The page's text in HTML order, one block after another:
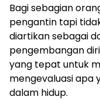
Bagi sebagian
pengantin tapi
diartikan sebagai
pengembangan
yang tepat untuk
mengevaluasi apa
dalam hidup.